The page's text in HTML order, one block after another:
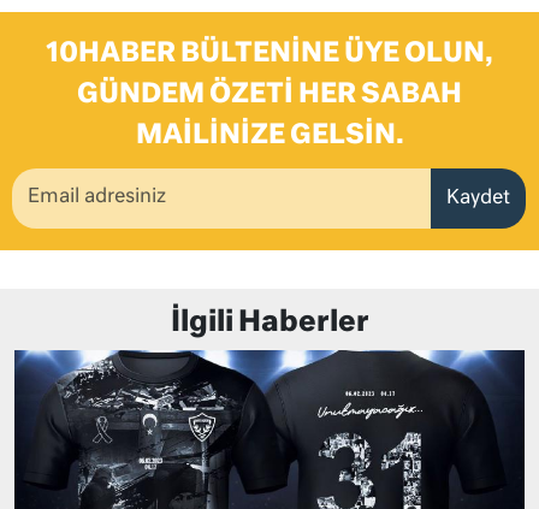
10HABER BÜLTENINE ÜYE OLUN,
GÜNDEM ÖZETI HER SABAH
MAILINIZE GELSIN.
Kaydet
İlgili Haberler